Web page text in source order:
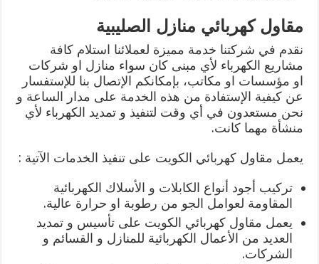
مقاول كهربائي منازل الصليبية
نقدم في شركتنا خدمة مميزة لعملائنا استلام كافة
مشاريع الكهرباء لأي مبنى كان سواء منازل او شركات
او مؤسسات او مكاتب، بإمكانكم الإتصال بنا للإستفسار
عن كيفية الإستفادة من هذه الخدمة على مدار الساعة و
نحن مستعدون في أي وقت لتنفيذ و تمديد الكهرباء لأي
منشأة مهما كانت.
يعمل مقاول كهربائي الكويت على تنفيذ الخدمات الآتية :
تركيب أجود أنواع الكابلات و الأسلاك الكهربائية
المقاومة لعوامل الجو من رطوبة او حرارة عالية.
يعمل مقاول كهربائي الكويت على تأسيس و تمديد
العديد من الأعمال الكهربائية للمنازل و القسائم و
الشركات.